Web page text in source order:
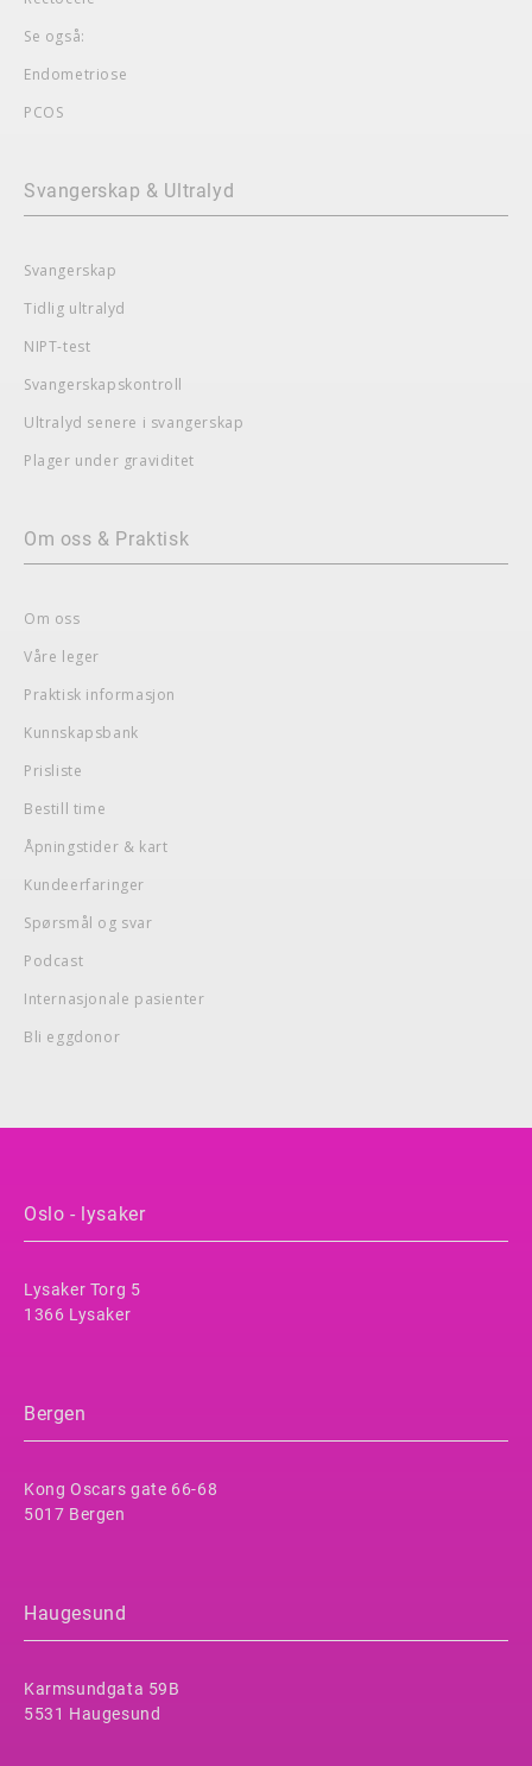
Se også:
Endometriose
PCOS
Svangerskap & Ultralyd
Svangerskap
Tidlig ultralyd
NIPT-test
Svangerskapskontroll
Ultralyd senere i svangerskap
Plager under graviditet
Om oss & Praktisk
Om oss
Våre leger
Praktisk informasjon
Kunnskapsbank
Prisliste
Bestill time
Åpningstider & kart
Kundeerfaringer
Spørsmål og svar
Podcast
Internasjonale pasienter
Bli eggdonor
Oslo - lysaker
Lysaker Torg 5
1366 Lysaker
Bergen
Kong Oscars gate 66-68
5017 Bergen
Haugesund
Karmsundgata 59B
5531 Haugesund